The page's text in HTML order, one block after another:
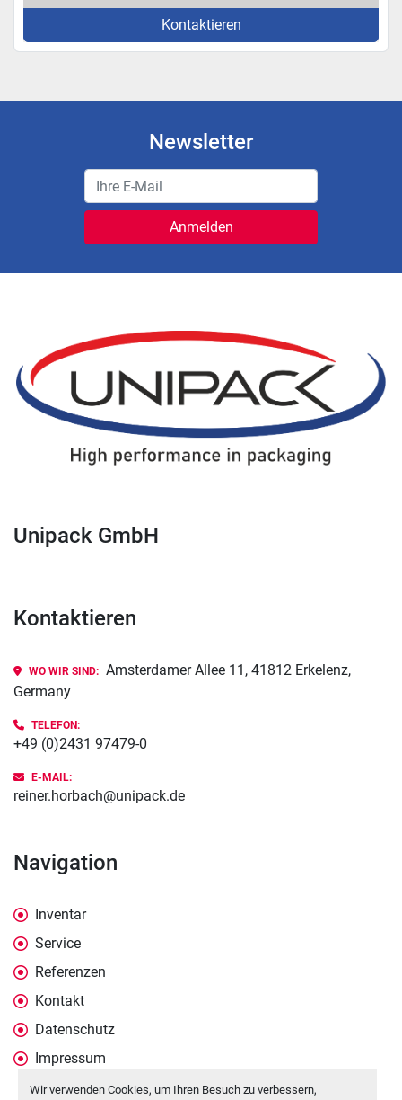
Wir verwenden Cookies, um Ihren Besuch zu verbessern,
Kontaktieren
Newsletter
Anmelden
Unipack GmbH
Kontaktieren
WO WIR SIND: Amsterdamer Allee 11, 41812 Erkelenz,
Germany
TELEFON:
+49 (0)2431 97479-0
E-MAIL:
reiner.horbach@unipack.de
Navigation
Inventar
Service
Referenzen
Kontakt
Datenschutz
Impressum